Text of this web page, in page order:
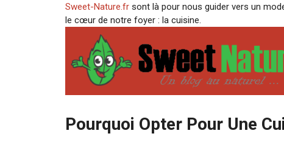
Sweet-Nature.fr sont là pour nous guider vers un
le cœur de notre foyer : la cuisine.
Pourquoi Opter Pour Une